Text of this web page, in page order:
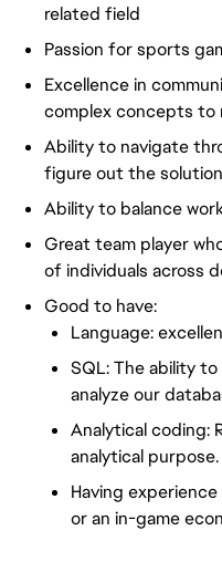
related field
Passion for sports
Excellence in
complex concepts to
Ability to navigate
figure out the
Ability to balance
Great team player
of individuals across
Good to have:
Language:
SQL: The ability
analyze our
Analytical coding:
analytical purpose.
Having
or an in-game